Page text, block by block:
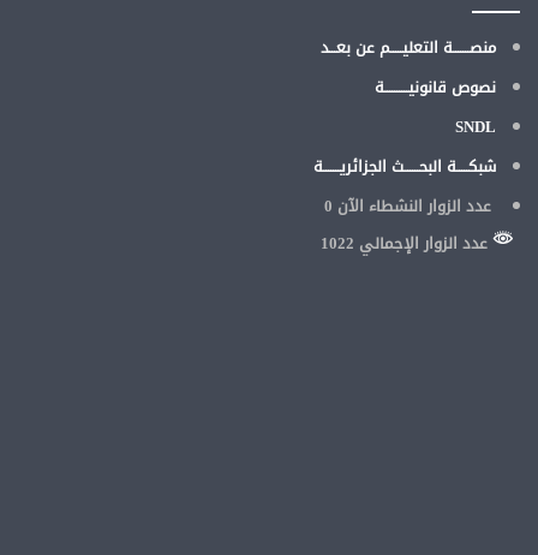
منصـــــــة التعليـــــم عن بعـــد
نصوص قانونيــــــــــة
SNDL
شبكـــــة البحــــــث الجزائريـــــــة
عدد الزوار النشطاء الآن
عدد الزوار الإجمالي 1022